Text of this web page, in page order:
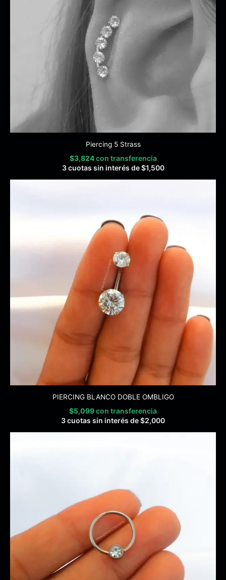
Piercing 5 Strass
$3,824 con transferencia
3 cuotas sin interés de$1,500
PIERCING BLANCO DOBLE OMBLIGO
$5,099con transferencia
3 cuotas sin interés de$2,000